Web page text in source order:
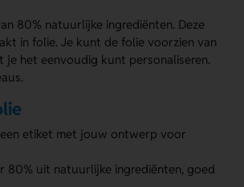
80% natuurlijke ingrediënten. Deze
in folie. Je kunt de folie voorzien van
het eenvoudig kunt personaliseren.
etiket met jouw ontwerp voor
80% uit natuurlijke ingrediënten, goed